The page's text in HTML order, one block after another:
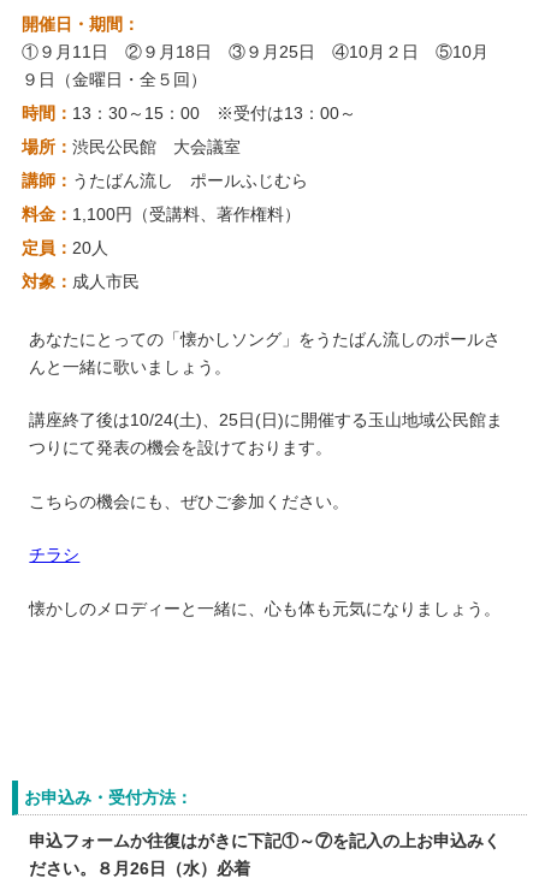
開催日・期間：
①９月11日 ②９月18日 ③９月25日 ④10月２日 ⑤10月
９日（金曜日・全５回）
時間： 13：30～15：00 ※受付は13：00～
場所： 渋民公民館 大会議室
講師： うたばん流し ポールふじむら
料金： 1,100円（受講料、著作権料）
定員： 20人
対象： 成人市民
あなたにとっての「懐かしソング」をうたばん流しのポールさ
んと一緒に歌いましょう。
講座終了後は10/24(土)、25日(日)に開催する玉山地域公民館ま
つりにて発表の機会を設けております。
こちらの機会にも、ぜひご参加ください。
チラシ
懐かしのメロディーと一緒に、心も体も元気になりましょう。
お申込み・受付方法：
申込フォームか往復はがきに下記①～⑦を記入の上お申込みく
ださい。８月26日（水）必着